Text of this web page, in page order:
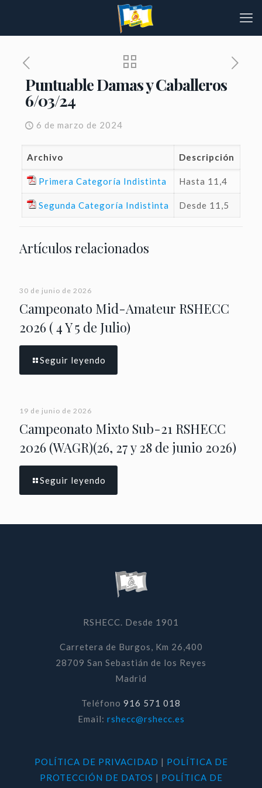
Puntuable Damas y Caballeros
6/03/24
6 de marzo de 2024
Archivo Descripción
Primera Categoría Indistinta Hasta 11,4
Segunda Categoría Indistinta Desde 11,5
Artículos relacionados
30 de junio de 2026
Campeonato Mid-Amateur RSHECC
2026 ( 4 Y 5 de Julio)
Seguir leyendo
19 de junio de 2026
Campeonato Mixto Sub-21 RSHECC
2026 (WAGR)(26, 27 y 28 de junio 2026)
Seguir leyendo
RSHECC. Desde 1901
Carretera de Burgos, Km 26,400
28709 San Sebastián de los Reyes
Madrid
Teléfono 916 571 018
Email: rshecc@rshecc.es
POLÍTICA DE PRIVACIDAD | POLÍTICA DE
PROTECCIÓN DE DATOS | POLÍTICA DE